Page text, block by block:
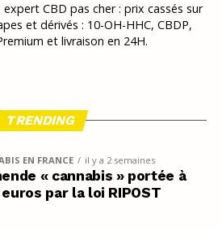
CBD pas cher : prix cassés sur
et dérivés : 10-OH-HHC, CBDP,
et livraison en 24H.
TRENDING
EN FRANCE il y a 2 semaines
« cannabis » portée à
par la loi RIPOST